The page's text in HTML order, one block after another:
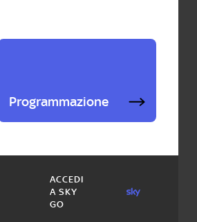
Programmazione
ACCEDI
A SKY
GO